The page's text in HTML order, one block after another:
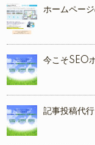
ホームペー
今こそSEO
記事投稿代